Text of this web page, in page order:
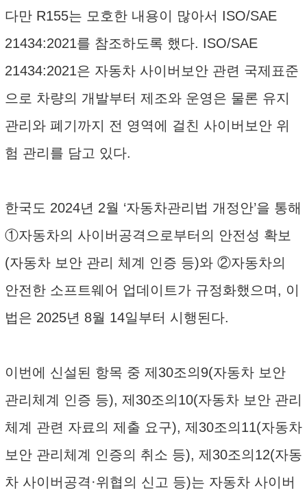
다만 R155는 모호한 내용이 많아서 ISO/SAE
21434:2021를 참조하도록 했다. ISO/SAE
21434:2021은 자동차 사이버보안 관련 국제표준
으로 차량의 개발부터 제조와 운영은 물론 유지
관리와 폐기까지 전 영역에 걸친 사이버보안 위
험 관리를 담고 있다.
한국도 2024년 2월 ‘자동차관리법 개정안’을 통해
①자동차의 사이버공격으로부터의 안전성 확보
(자동차 보안 관리 체계 인증 등)와 ②자동차의
안전한 소프트웨어 업데이트가 규정화했으며, 이
법은 2025년 8월 14일부터 시행된다.
이번에 신설된 항목 중 제30조의9(자동차 보안
관리체계 인증 등), 제30조의10(자동차 보안 관리
체계 관련 자료의 제출 요구), 제30조의11(자동차
보안 관리체계 인증의 취소 등), 제30조의12(자동
차 사이버공격·위협의 신고 등)는 자동차 사이버